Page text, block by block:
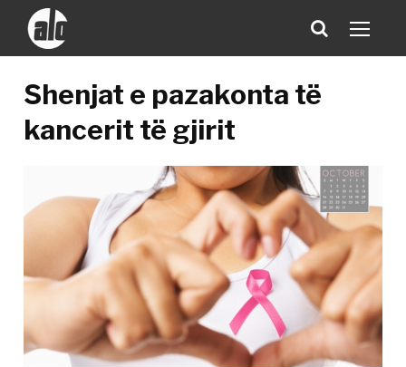
Shenjat e pazakonta të
kancerit të gjirit